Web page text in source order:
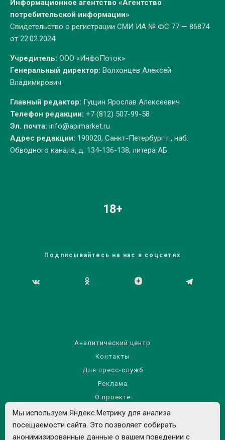
Информационное агентство «Агентство
потребительской информации»
Свидетельство о регистрации СМИ ИА № ФС 77 — 86874
от 22.02.2024
Учредитель: ООО «ИнфоПоток»
Генеральный директор: Волхонцев Алексей
Владимирович
Главный редактор: Гущин Ярослав Алексеевич
Телефон редакции: +7 (812) 507-99-58
Эл. почта: info@apimarket.ru
Адрес редакции: 190020, Санкт-Петербург г., наб.
Обводного канала, д. 134-136-138, литера АБ
18+
Подписывайтесь на нас в соцсетях
Аналитический центр
Контакты
Для пресс-служб
Реклама
О проекте
Правила использования материалов сайта
Политика обработки персональных данных
Мы используем Яндекс.Метрику для анализа
посещаемости сайта. Это позволяет собирать
анонимизированные данные о вашем поведении с